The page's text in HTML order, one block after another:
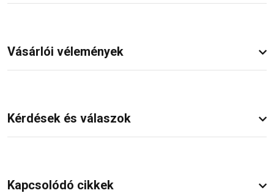
Vásárlói vélemények
Kérdések és válaszok
Kapcsolódó cikkek